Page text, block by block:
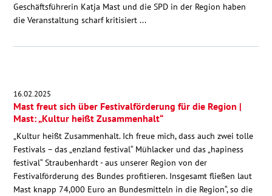
Geschäftsführerin Katja Mast und die SPD in der Region haben
die Veranstaltung scharf kritisiert ...
16.02.2025
Mast freut sich über Festivalförderung für die Region |
Mast: „Kultur heißt Zusammenhalt“
„Kultur heißt Zusammenhalt. Ich freue mich, dass auch zwei tolle
Festivals – das „enzland festival“ Mühlacker und das „hapiness
festival“ Straubenhardt - aus unserer Region von der
Festivalförderung des Bundes profitieren. Insgesamt fließen laut
Mast knapp 74,000 Euro an Bundesmitteln in die Region“, so die